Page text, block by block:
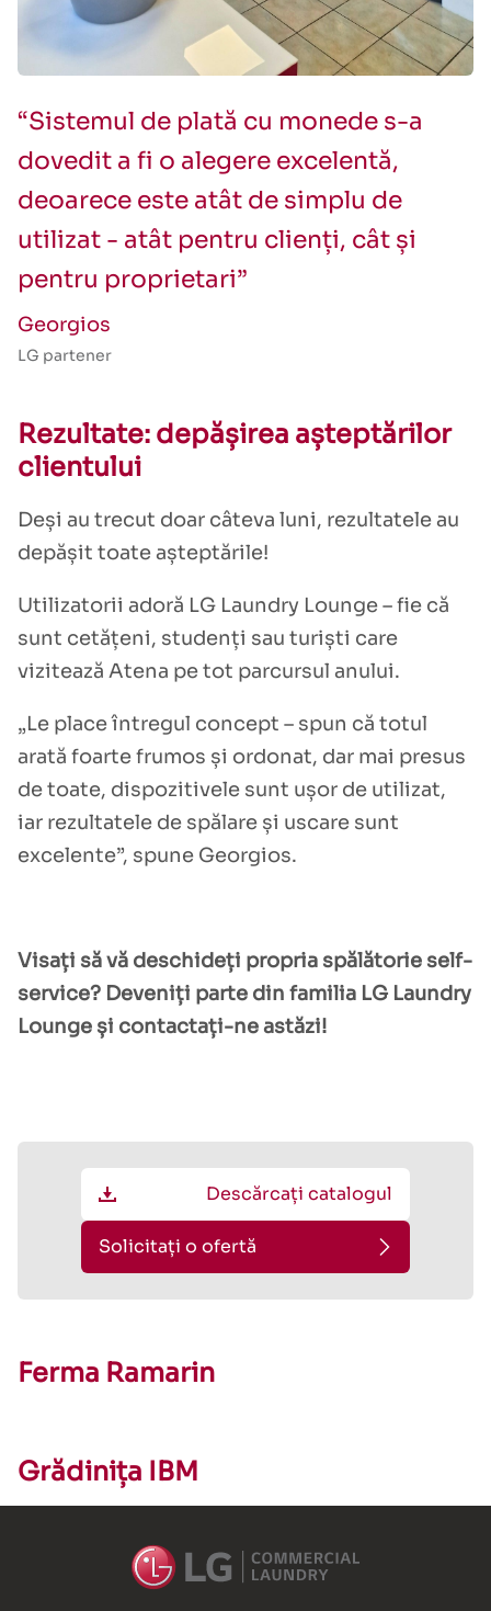
“Sistemul de plată cu monede s-a
dovedit a fi o alegere excelentă,
deoarece este atât de simplu de
utilizat - atât pentru clienți, cât și
pentru proprietari”
Georgios
LG partener
Rezultate: depășirea așteptărilor
clientului
Deși au trecut doar câteva luni, rezultatele au
depășit toate așteptările!
Utilizatorii adoră LG Laundry Lounge – fie că
sunt cetățeni, studenți sau turiști care
vizitează Atena pe tot parcursul anului.
„Le place întregul concept – spun că totul
arată foarte frumos și ordonat, dar mai presus
de toate, dispozitivele sunt ușor de utilizat,
iar rezultatele de spălare și uscare sunt
excelente”, spune Georgios.
Visați să vă deschideți propria spălătorie self-
service? Deveniți parte din familia LG Laundry
Lounge și contactați-ne astăzi!
Descărcați catalogul
Solicitați o ofertă
Ferma Ramarin
Grădinița IBM